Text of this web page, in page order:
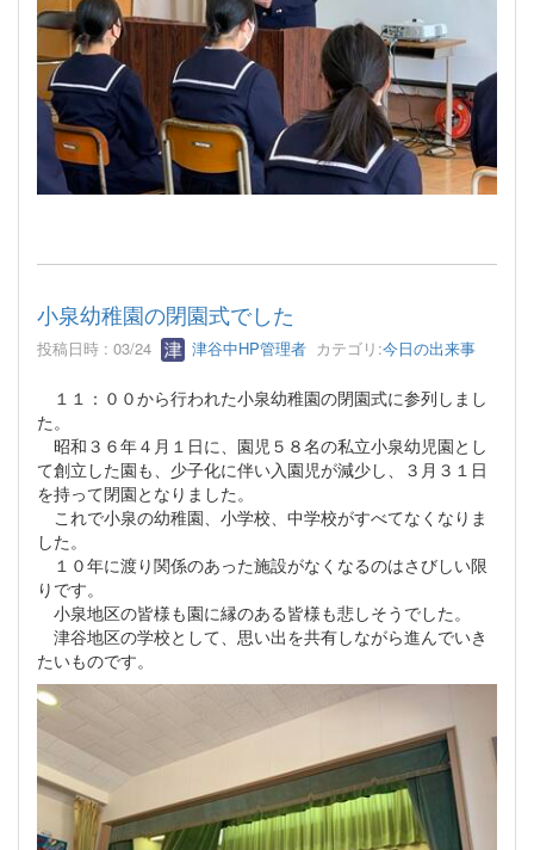
小泉幼稚園の閉園式でした
投稿日時 : 03/24 津谷中HP管理者 カテゴリ:今日の出来事
１１：００から行われた小泉幼稚園の閉園式に参列しまし
た。
昭和３６年４月１日に、園児５８名の私立小泉幼児園とし
て創立した園も、少子化に伴い入園児が減少し、３月３１日
を持って閉園となりました。
これで小泉の幼稚園、小学校、中学校がすべてなくなりま
した。
１０年に渡り関係のあった施設がなくなるのはさびしい限
りです。
小泉地区の皆様も園に縁のある皆様も悲しそうでした。
津谷地区の学校として、思い出を共有しながら進んでいき
たいものです。